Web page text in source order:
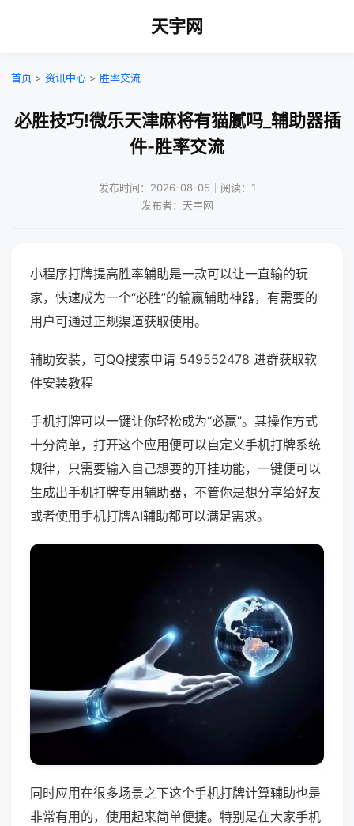
天宇网
首页 > 资讯中心 > 胜率交流
必胜技巧!微乐天津麻将有猫腻吗_辅助器插
件-胜率交流
发布时间：2026-08-05｜阅读：1
发布者：天宇网
小程序打牌提高胜率辅助是一款可以让一直输的玩
家，快速成为一个“必胜”的输赢辅助神器，有需要的
用户可通过正规渠道获取使用。
辅助安装，可QQ搜索申请 549552478 进群获取软
件安装教程
手机打牌可以一键让你轻松成为“必赢”。其操作方式
十分简单，打开这个应用便可以自定义手机打牌系统
规律，只需要输入自己想要的开挂功能，一键便可以
生成出手机打牌专用辅助器，不管你是想分享给好友
或者使用手机打牌AI辅助都可以满足需求。
同时应用在很多场景之下这个手机打牌计算辅助也是
非常有用的，使用起来简单便捷。特别是在大家手机